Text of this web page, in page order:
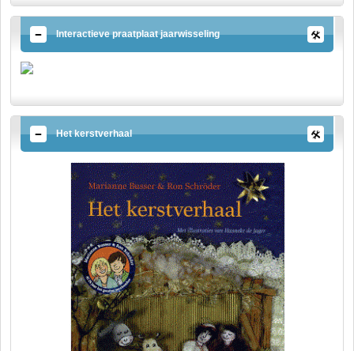
Interactieve praatplaat jaarwisseling
Het kerstverhaal